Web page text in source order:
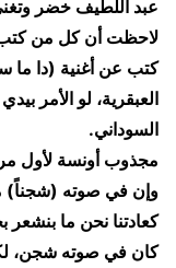
عبد اللطيف خضر
​لاحظت أن كل من كتب
كتب عن أغنية (دا ما
العبقرية، لو الأمر
السوداني.
​مجذوب أونسة لأول
وإن في صوته (شجناً)
كعادتنا نحن ما بنشعر
​كان في صوته شجن،